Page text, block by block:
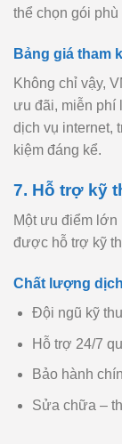
thể chọn gói phù
Bảng giá tham
Không chỉ vậy,
ưu đãi, miễn phí
dịch vụ internet,
kiệm đáng kể.
7. Hỗ trợ kỹ
Một ưu điểm lớn
được hỗ trợ kỹ
Chất lượng
Đội ngũ kỹ
Hỗ trợ 24/7
Bảo hành
Sửa chữa –